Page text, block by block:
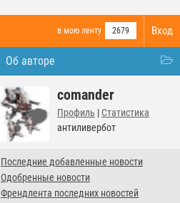
Вход
в мою ленту 2679
Об авторе
comander
Профиль | Статистика
антиливербот
Последние добавленные новости
Одобренные новости
Френдлента последних новостей